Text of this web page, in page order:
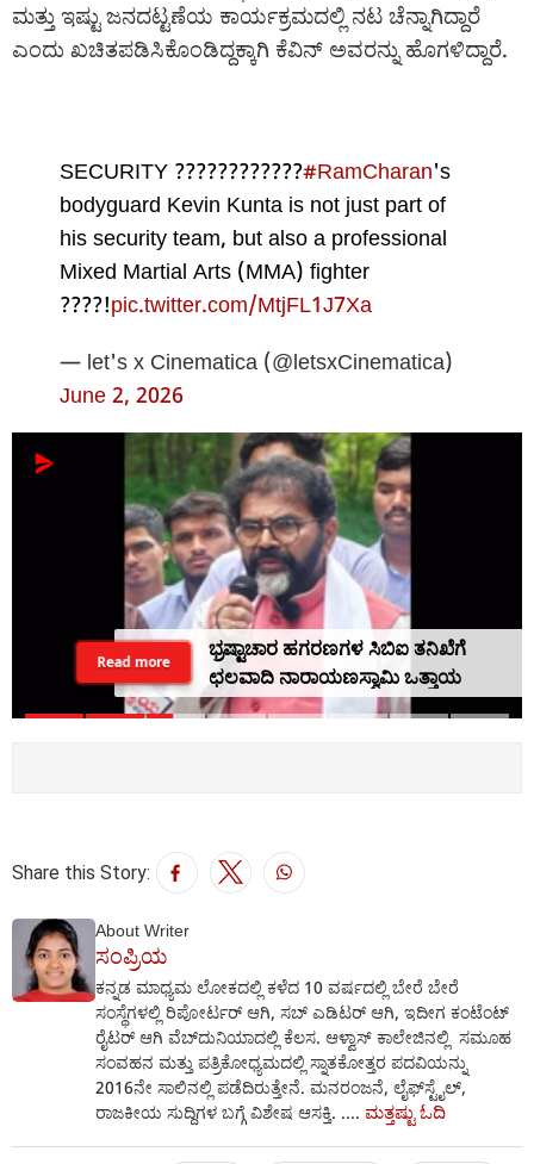
ಮತ್ತು ಇಷ್ಟು ಜನದಟ್ಟಣೆಯ ಕಾರ್ಯಕ್ರಮದಲ್ಲಿ ನಟ ಚೆನ್ನಾಗಿದ್ದಾರೆ
ಎಂದು ಖಚಿತಪಡಿಸಿಕೊಂಡಿದ್ದಕ್ಕಾಗಿ ಕೆವಿನ್ ಅವರನ್ನು ಹೊಗಳಿದ್ದಾರೆ.
SECURITY ????????????#RamCharan's
bodyguard Kevin Kunta is not just part of
his security team, but also a professional
Mixed Martial Arts (MMA) fighter
????!pic.twitter.com/MtjFL1J7Xa
— let's x Cinematica (@letsxCinematica)
June 2, 2026
ಭ್ರಷ್ಟಾಚಾರ ಹಗರಣಗಳ ಸಿಬಿಐ ತನಿಖೆಗೆ
ಛಲವಾದಿ ನಾರಾಯಣಸ್ವಾಮಿ ಒತ್ತಾಯ
Read more
Share this Story:
About Writer
ಸಂಪ್ರಿಯ
ಕನ್ನಡ ಮಾಧ್ಯಮ ಲೋಕದಲ್ಲಿ ಕಳೆದ 10 ವರ್ಷದಲ್ಲಿ ಬೇರೆ ಬೇರೆ
ಸಂಸ್ಥೆಗಳಲ್ಲಿ ರಿಪೋರ್ಟರ್‌ ಆಗಿ, ಸಬ್‌ ಎಡಿಟರ್‌ ಆಗಿ, ಇದೀಗ ಕಂಟೆಂಟ್
ರೈಟರ್‌ ಆಗಿ ವೆಬ್‌ದುನಿಯಾದಲ್ಲಿ ಕೆಲಸ. ಆಳ್ವಾಸ್ ಕಾಲೇಜಿನಲ್ಲಿ ಸಮೂಹ
ಸಂವಹನ ಮತ್ತು ಪತ್ರಿಕೋಧ್ಯಮದಲ್ಲಿ ಸ್ನಾತಕೋತ್ತರ ಪದವಿಯನ್ನು
2016ನೇ ಸಾಲಿನಲ್ಲಿ ಪಡೆದಿರುತ್ತೇನೆ. ಮನರಂಜನೆ, ಲೈಫ್‌ಸ್ಟೈಲ್‌,
ರಾಜಕೀಯ ಸುದ್ದಿಗಳ ಬಗ್ಗೆ ವಿಶೇಷ ಆಸಕ್ತಿ. .... ಮತ್ತಷ್ಟು ಓದಿ